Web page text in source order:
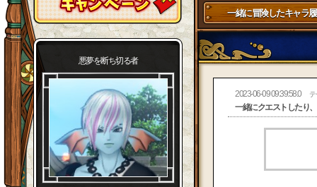
悪夢を断ち切る者
一緒に冒険したキャラ
2023-06-09 09:39:58.0 テ
一緒にクエストしたり